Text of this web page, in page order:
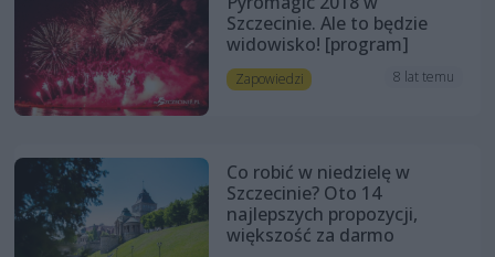
Szczecinie. Ale to będzie
widowisko! [program]
Zapowiedzi 8 lat temu
Co robić w niedzielę w
Szczecinie? Oto 14
najlepszych propozycji,
większość za darmo